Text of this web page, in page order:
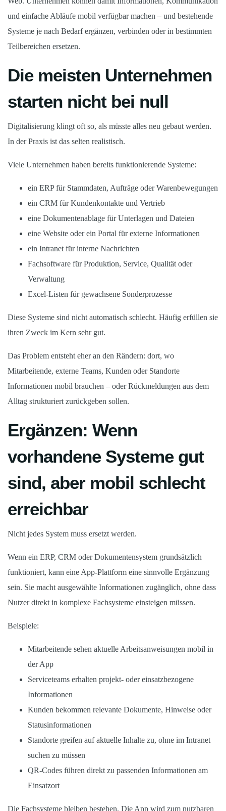
und einfache Abläufe mobil verfügbar machen – und bestehende
Systeme je nach Bedarf ergänzen, verbinden oder in bestimmten
Teilbereichen ersetzen.
Die meisten Unternehmen
starten nicht bei null
Digitalisierung klingt oft so, als müsste alles neu gebaut werden.
In der Praxis ist das selten realistisch.
Viele Unternehmen haben bereits funktionierende Systeme:
ein ERP für Stammdaten, Aufträge oder Warenbewegungen
ein CRM für Kundenkontakte und Vertrieb
eine Dokumentenablage für Unterlagen und Dateien
eine Website oder ein Portal für externe Informationen
ein Intranet für interne Nachrichten
Fachsoftware für Produktion, Service, Qualität oder
Verwaltung
Excel-Listen für gewachsene Sonderprozesse
Diese Systeme sind nicht automatisch schlecht. Häufig erfüllen sie
ihren Zweck im Kern sehr gut.
Das Problem entsteht eher an den Rändern: dort, wo
Mitarbeitende, externe Teams, Kunden oder Standorte
Informationen mobil brauchen – oder Rückmeldungen aus dem
Alltag strukturiert zurückgeben sollen.
Ergänzen: Wenn
vorhandene Systeme gut
sind, aber mobil schlecht
erreichbar
Nicht jedes System muss ersetzt werden.
Wenn ein ERP, CRM oder Dokumentensystem grundsätzlich
funktioniert, kann eine App-Plattform eine sinnvolle Ergänzung
sein. Sie macht ausgewählte Informationen zugänglich, ohne dass
Nutzer direkt in komplexe Fachsysteme einsteigen müssen.
Beispiele:
Mitarbeitende sehen aktuelle Arbeitsanweisungen mobil in
der App
Serviceteams erhalten projekt- oder einsatzbezogene
Informationen
Kunden bekommen relevante Dokumente, Hinweise oder
Statusinformationen
Standorte greifen auf aktuelle Inhalte zu, ohne im Intranet
suchen zu müssen
QR-Codes führen direkt zu passenden Informationen am
Einsatzort
Die Fachsysteme bleiben bestehen. Die App wird zum nutzbaren